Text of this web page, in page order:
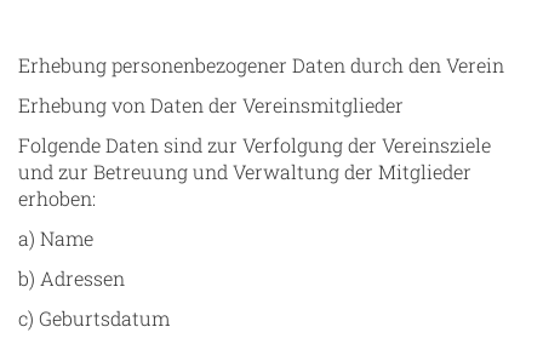
Erhebung personenbezogener Daten durch den Verein
Erhebung von Daten der Vereinsmitglieder
Folgende Daten sind zur Verfolgung der Vereinsziele
und zur Betreuung und Verwaltung der Mitglieder
erhoben:
a) Name
b) Adressen
c) Geburtsdatum